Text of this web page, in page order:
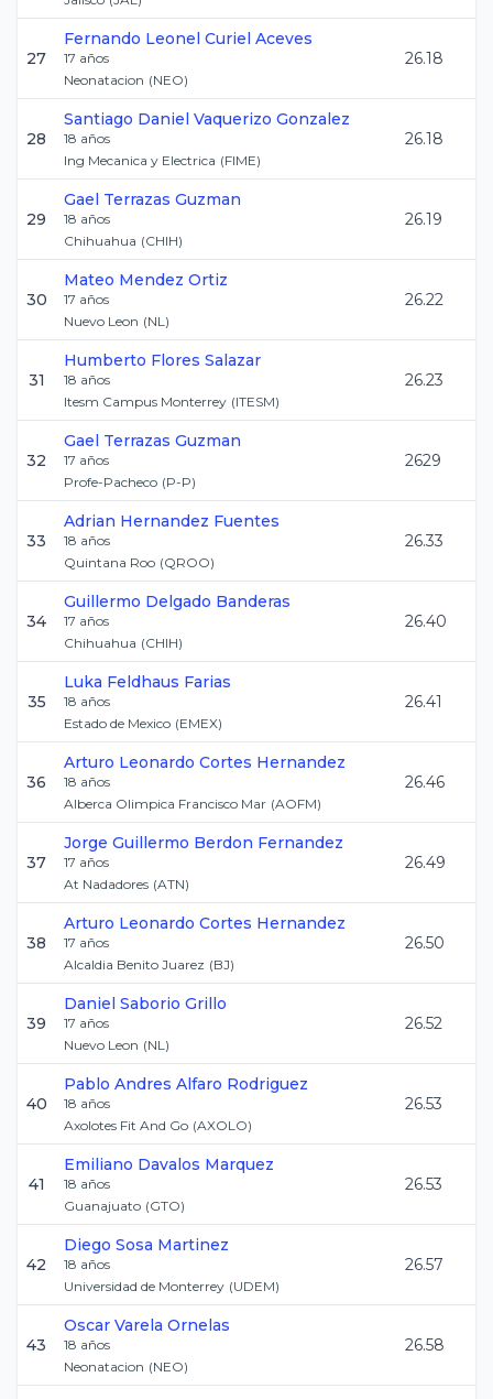
27
Fernando Leonel Curiel Aceves
17 años
Neonatacion (NEO)
26.18
28
Santiago Daniel Vaquerizo Gonzalez
18 años
Ing Mecanica y Electrica (FIME)
26.18
29
Gael Terrazas Guzman
18 años
Chihuahua (CHIH)
26.19
30
Mateo Mendez Ortiz
17 años
Nuevo Leon (NL)
26.22
31
Humberto Flores Salazar
18 años
Itesm Campus Monterrey (ITESM)
26.23
32
Gael Terrazas Guzman
17 años
Profe-Pacheco (P-P)
2629
33
Adrian Hernandez Fuentes
18 años
Quintana Roo (QROO)
26.33
34
Guillermo Delgado Banderas
17 años
Chihuahua (CHIH)
26.40
35
Luka Feldhaus Farias
18 años
Estado de Mexico (EMEX)
26.41
36
Arturo Leonardo Cortes Hernandez
18 años
Alberca Olimpica Francisco Mar (AOFM)
26.46
37
Jorge Guillermo Berdon Fernandez
17 años
At Nadadores (ATN)
26.49
38
Arturo Leonardo Cortes Hernandez
17 años
Alcaldia Benito Juarez (BJ)
26.50
39
Daniel Saborio Grillo
17 años
Nuevo Leon (NL)
26.52
40
Pablo Andres Alfaro Rodriguez
18 años
Axolotes Fit And Go (AXOLO)
26.53
41
Emiliano Davalos Marquez
18 años
Guanajuato (GTO)
26.53
42
Diego Sosa Martinez
18 años
Universidad de Monterrey (UDEM)
26.57
43
Oscar Varela Ornelas
18 años
Neonatacion (NEO)
26.58